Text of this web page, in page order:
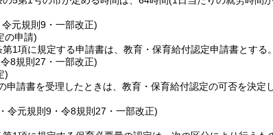
元規則9・一部改正)
の申請)
1項に規定する申請書は、教育・保育給付認定申請書とする。
8規則27・一部改正)
)
申請書を受理したときは、教育・保育給付認定の可否を決定
令元規則9・令8規則27・一部改正)